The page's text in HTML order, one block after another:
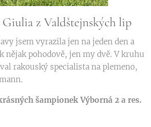
z Valdštejnských lip
jsem vyrazila jen na jeden den a
nějak pohodově, jen my dvě. V kruhu
rakouský specialista na plemeno,
šampionek Výborná 2 a res.